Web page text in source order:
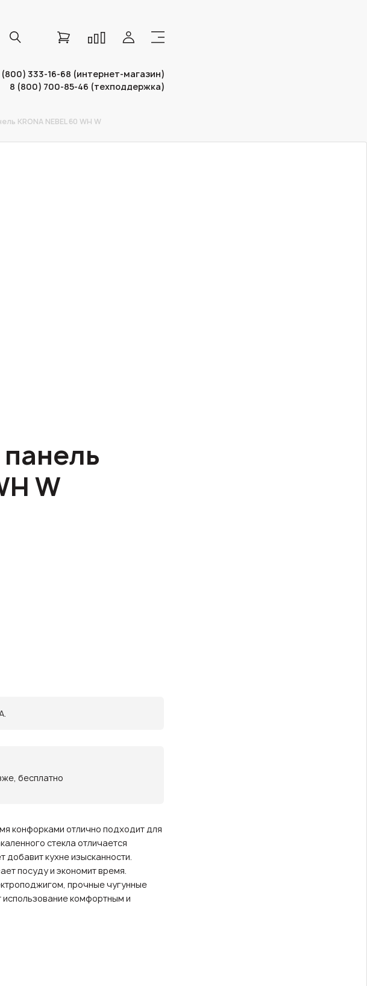
(800) 333-16-68 (интернет-магазин)
8 (800) 700-85-46 (техподдержка)
KRONA NEBEL 60 WH W
W
бесплатно
конфорками отлично подходит для
стекла отличается
добавит кухне изысканности.
посуду и экономит время.
прочные чугунные
комфортным и